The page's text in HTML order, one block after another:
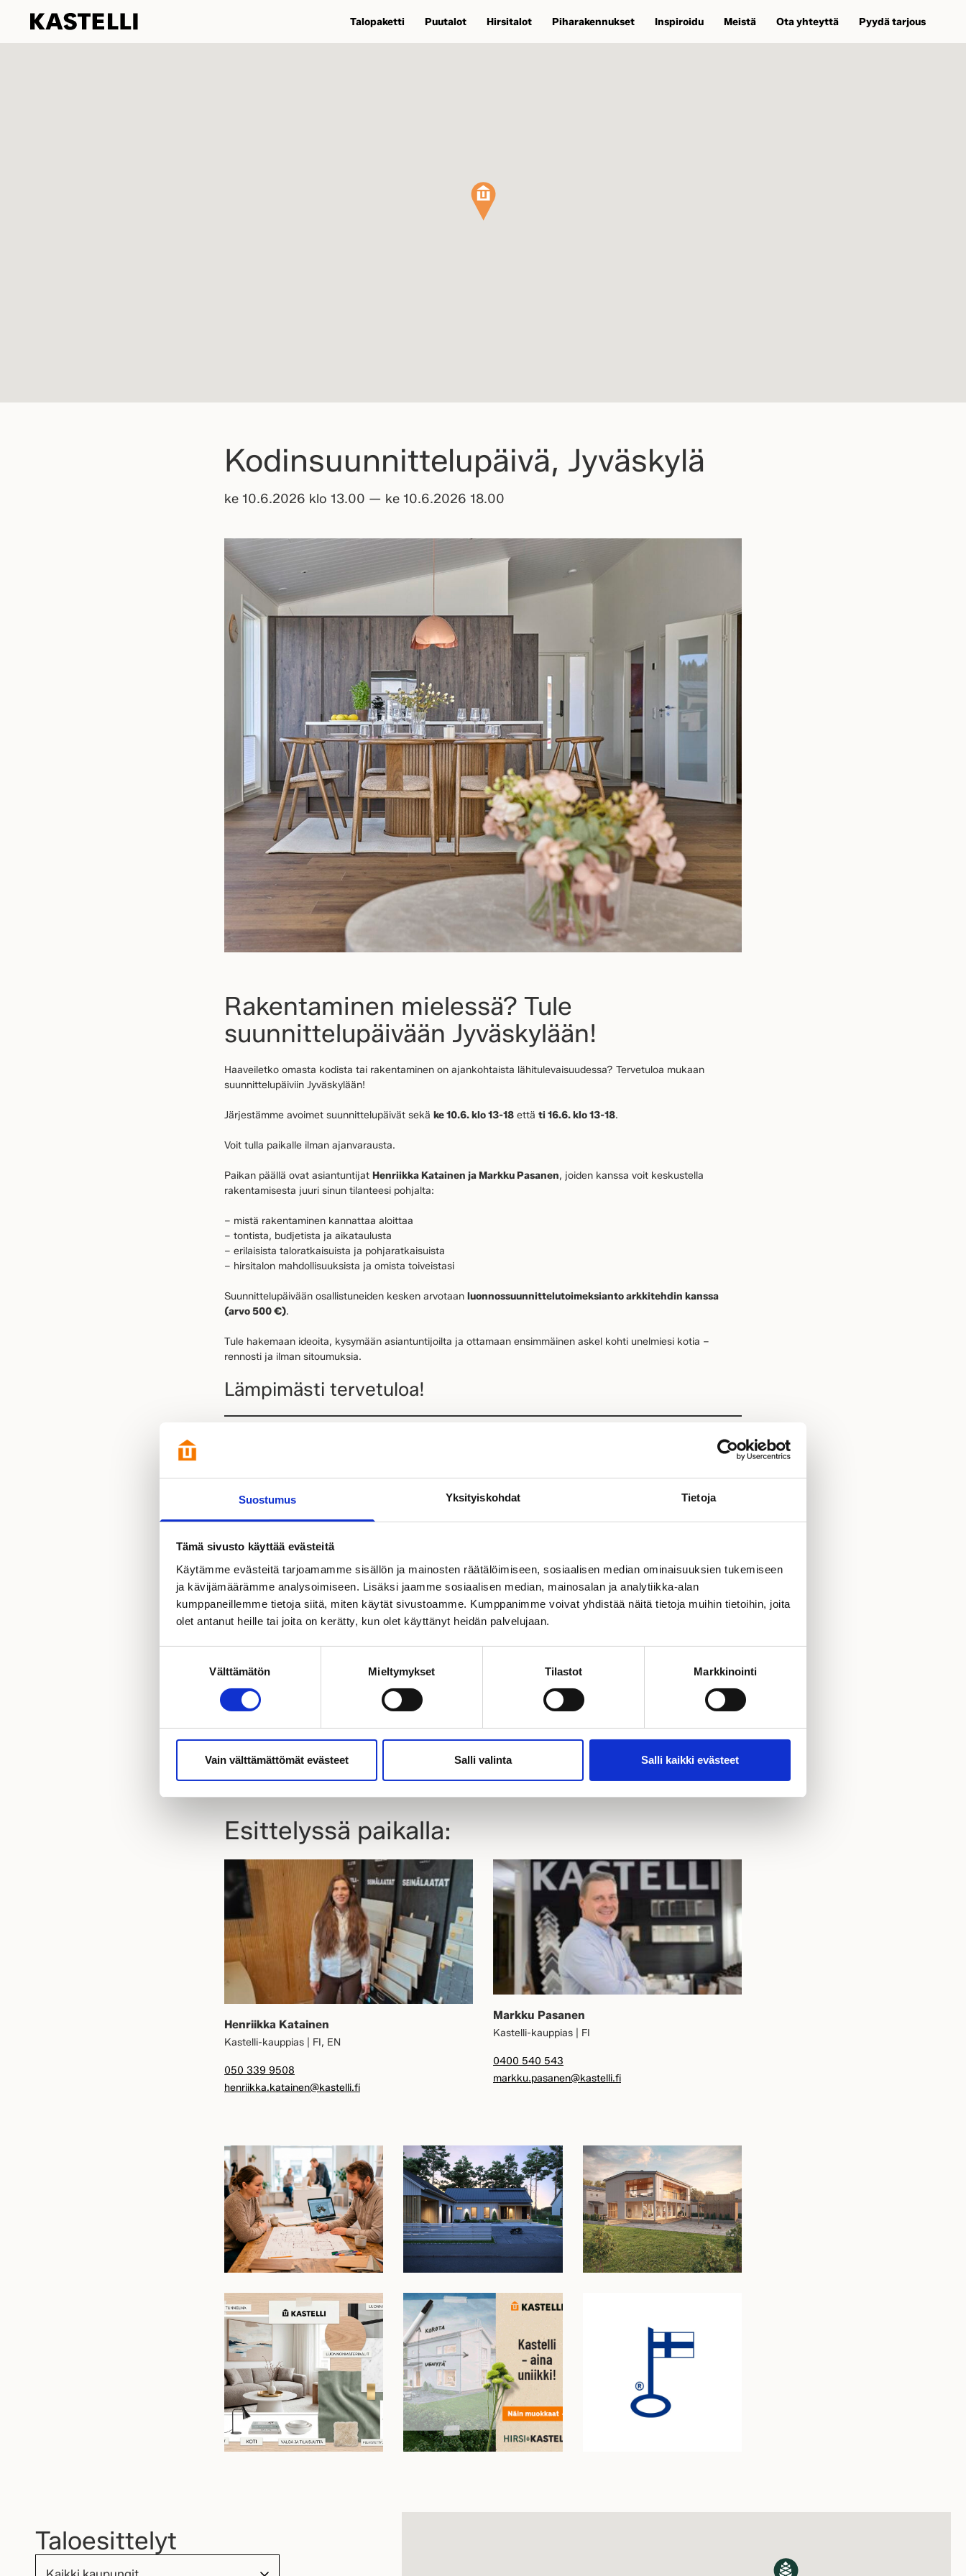
Suostumus Yksityiskohdat Tietoja
Tämä sivusto käyttää evästeitä
Käytämme evästeitä tarjoamamme sisällön ja mainosten räätälöimiseen, sosiaalisen median ominaisuuksien tukemiseen
ja kävijämäärämme analysoimiseen. Lisäksi jaamme sosiaalisen median, mainosalan ja analytiikka-alan
kumppaneillemme tietoja siitä, miten käytät sivustoamme. Kumppanimme voivat yhdistää näitä tietoja muihin tietoihin, joita
olet antanut heille tai joita on kerätty, kun olet käyttänyt heidän palvelujaan.
Välttämätön Mieltymykset Tilastot Markkinointi
Vain välttämättömät evästeet Salli valinta Salli kaikki evästeet
Talopaketti Puutalot Hirsitalot Piharakennukset Inspiroidu Meistä Ota yhteyttä Pyydä tarjous
Kodinsuunnittelupäivä, Jyväskylä
ke 10.6.2026 klo 13.00 — ke 10.6.2026 18.00
Rakentaminen mielessä? Tule
suunnittelupäivään Jyväskylään!
Haaveiletko omasta kodista tai rakentaminen on ajankohtaista lähitulevaisuudessa? Tervetuloa mukaan
suunnittelupäiviin Jyväskylään!
Järjestämme avoimet suunnittelupäivät sekä ke 10.6. klo 13-18 että ti 16.6. klo 13-18.
Voit tulla paikalle ilman ajanvarausta.
Paikan päällä ovat asiantuntijat Henriikka Katainen ja Markku Pasanen, joiden kanssa voit keskustella
rakentamisesta juuri sinun tilanteesi pohjalta:
– mistä rakentaminen kannattaa aloittaa
– tontista, budjetista ja aikataulusta
– erilaisista taloratkaisuista ja pohjaratkaisuista
– hirsitalon mahdollisuuksista ja omista toiveistasi
Suunnittelupäivään osallistuneiden kesken arvotaan luonnossuunnittelutoimeksianto arkkitehdin kanssa
(arvo 500 €).
Tule hakemaan ideoita, kysymään asiantuntijoilta ja ottamaan ensimmäinen askel kohti unelmiesi kotia –
rennosti ja ilman sitoumuksia.
Lämpimästi tervetuloa!
Nyt on erinomainen hetki aloittaa rakennusprojektin suunnittelu. Tule juttelemaan omista toiveistasi – autamme
Kesäetu:7 000 euroa terassirahaa!
Pyydä tarjous muuttovalmiista puu- tai hirsitalosta nyt ja hyödynnä kesätarjous vaikkapa tulevan terassisi
laajennukseen, lasitukseen tai valaistukseen!Kysy lisää lähimmältä kauppiaaltasi!
Pyydä tarjous ja aloitetaan suunnittelu!
Taloesittelyn osoite
Vasarakatu 1
NÄYTÄ AJO-OHJEET
Esittelyssä paikalla:
Henriikka Katainen
Kastelli-kauppias | FI, EN
050 339 9508
henriikka.katainen@kastelli.fi
Markku Pasanen
Kastelli-kauppias | FI
0400 540 543
markku.pasanen@kastelli.fi
Taloesittelyt